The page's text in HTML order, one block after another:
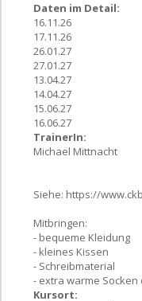
Daten im Detail:
16.11.26
17.11.26
26.01.27
27.01.27
13.04.27
14.04.27
15.06.27
16.06.27
TrainerIn:
Michael Mittnacht
Siehe: https://
Mitbringen:
- bequeme Kleidung
- kleines Kissen
- Schreibmaterial
- extra warme
Kursort: